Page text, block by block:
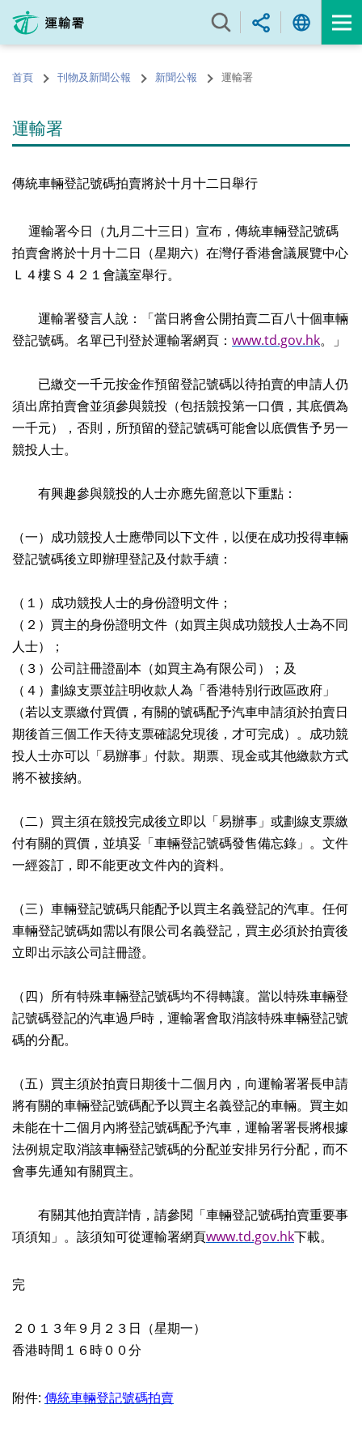
內
的首頁 刊物及新聞公報 新聞公報 運輸署
運輸署
傳統車輛登記號碼拍賣將於十月十二日舉行
運輸署今日（九月二十三日）宣布，傳統車輛登記號碼
拍賣會將於十月十二日（星期六）在灣仔香港會議展覽中心
Ｌ４樓Ｓ４２１會議室舉行。
運輸署發言人說：「當日將會公開拍賣二百八十個車輛
登記號碼。名單已刊登於運輸署網頁： www.td.gov.hk。」
已繳交一千元按金作預留登記號碼以待拍賣的申請人仍
須出席拍賣會並須參與競投（包括競投第一口價，其底價為
一千元），否則，所預留的登記號碼可能會以底價售予另一
競投人士。
有興趣參與競投的人士亦應先留意以下重點：
（一）成功競投人士應帶同以下文件，以便在成功投得車輛
登記號碼後立即辦理登記及付款手續：
（１）成功競投人士的身份證明文件；
（２）買主的身份證明文件（如買主與成功競投人士為不同
人士）；
（３）公司註冊證副本（如買主為有限公司）；及
（４）劃線支票並註明收款人為「香港特別行政區政府」
（若以支票繳付買價，有關的號碼配予汽車申請須於拍賣日
期後首三個工作天待支票確認兌現後，才可完成）。成功競
投人士亦可以「易辦事」付款。期票、現金或其他繳款方式
將不被接納。
（二）買主須在競投完成後立即以「易辦事」或劃線支票繳
付有關的買價，並填妥「車輛登記號碼發售備忘錄」。文件
一經簽訂，即不能更改文件內的資料。
（三）車輛登記號碼只能配予以買主名義登記的汽車。任何
車輛登記號碼如需以有限公司名義登記，買主必須於拍賣後
立即出示該公司註冊證。
（四）所有特殊車輛登記號碼均不得轉讓。當以特殊車輛登
記號碼登記的汽車過戶時，運輸署會取消該特殊車輛登記號
碼的分配。
（五）買主須於拍賣日期後十二個月內，向運輸署署長申請
將有關的車輛登記號碼配予以買主名義登記的車輛。買主如
未能在十二個月內將登記號碼配予汽車，運輸署署長將根據
法例規定取消該車輛登記號碼的分配並安排另行分配，而不
會事先通知有關買主。
有關其他拍賣詳情，請參閱「車輛登記號碼拍賣重要事
項須知」。該須知可從運輸署網頁www.td.gov.hk下載。
完
２０１３年９月２３日（星期一）
香港時間１６時００分
附件: 傳統車輛登記號碼拍賣